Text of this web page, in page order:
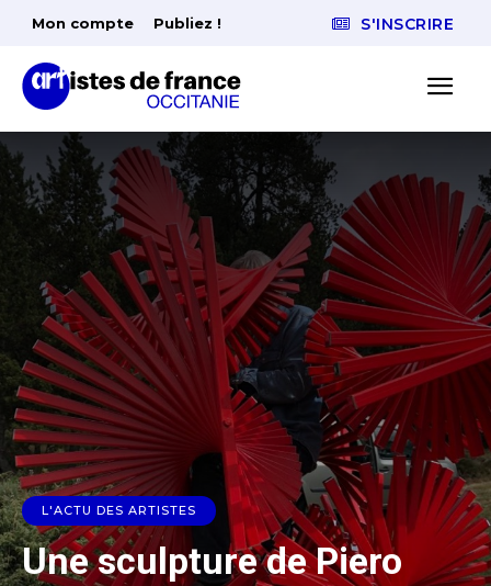
Mon compte Publiez ! S'INSCRIRE
L'ACTU DES ARTISTES
Une sculpture de Piero